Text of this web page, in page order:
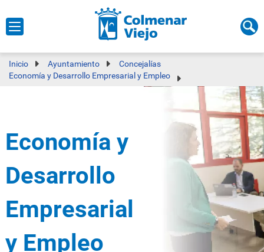
Inicio Ayuntamiento
Concejalías
Economía y Desarrollo Empresarial y Empleo
Economía y
Desarrollo
Empresarial
y Empleo